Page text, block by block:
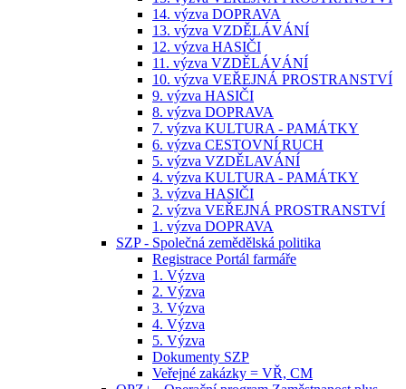
14. výzva DOPRAVA
13. výzva VZDĚLÁVÁNÍ
12. výzva HASIČI
11. výzva VZDĚLÁVÁNÍ
10. výzva VEŘEJNÁ PROSTRANSTVÍ
9. výzva HASIČI
8. výzva DOPRAVA
7. výzva KULTURA - PAMÁTKY
6. výzva CESTOVNÍ RUCH
5. výzva VZDĚLAVÁNÍ
4. výzva KULTURA - PAMÁTKY
3. výzva HASIČI
2. výzva VEŘEJNÁ PROSTRANSTVÍ
1. výzva DOPRAVA
SZP - Společná zemědělská politika
Registrace Portál farmáře
1. Výzva
2. Výzva
3. Výzva
4. Výzva
5. Výzva
Dokumenty SZP
Veřejné zakázky = VŘ, CM